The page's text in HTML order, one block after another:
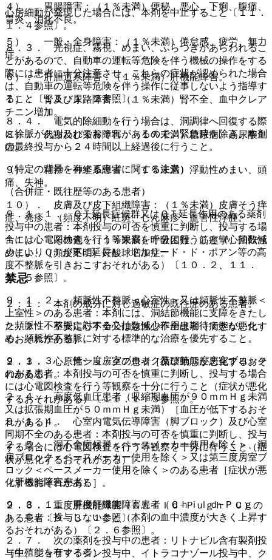
心房細動が発現した場合には、本剤を中止すること〔１１．
１．４参照〕。
８．３． 光視症、霧視、めまい、ふらつきがあらわれるこ
とがあるので、自動車の運転等危険を伴う機械の操作をする
際には患者に十分注意させ、これらの症状が認められた場合
は、自動車の運転等危険を伴う操作に従事しないよう指導す
ること〔１１．１．２参照〕。
８．４． 電気的除細動を行う場合は、洞調律へ回復する際
に徐脈があらわれるおそれがあるので、緊急時を除き、本剤
の最終投与から２４時間以上経過後に行うこと。
（特定の背景を有する患者に関する注意）
（合併症・既往歴等のある患者）
９．１．１． ＱＴ延長症候群又はＱＴ延長作用のある薬剤
投与中の患者：本剤投与の可否を慎重に判断し、投与する場
合には心電図検査を行う等観察を十分に行うこと（心拍数減
少によりＱＴが更に延長し、トルサード・ド・ポアン等の高
度不整脈を引きおこすおそれがある）〔１０．２、１１．
１．５参照〕。
９．１．２． 頻脈性不整脈＜心室性＞又は頻脈性不整脈＜
上室性＞のある患者：本剤には、洞結節機能に支障をきたし
た頻脈性不整脈に対する心拍数減少作用は期待できないた
め、頻脈性不整脈に対する標準的な治療を優先すること。
９．１．３． 第一度房室ブロック及び第二度房室ブロック
のある患者：本剤投与の可否を慎重に判断し、投与する場合
には心電図検査を行う等観察を十分に行うこと（症状が悪化
するおそれがある）〔１１．１．３参照〕。
９．１．４． 心室内電気伝導障害（脚ブロック）及び心室
同期不全のある患者：本剤投与の可否を慎重に判断し、投与
する場合には心電図検査を行う等観察を十分に行うこと（症
状が悪化するおそれがある）。
（肝機能障害患者）
９．３．１． 重度肝機能障害患者（Ｃｈｉｌｄ−Ｐｕｇ
ｈ Ｃ）：投与しないこと（本剤の血中濃度が大きく上昇す
るおそれがある）〔２．６参照〕。
（生殖能を有する者）
４）． 胃腸障害：（１％未満）便秘、悪心、下痢、腹痛、
胃炎、消化不良。
５）． 一般・全身障害：（１％未満）倦怠感、疲労、無力
症。
６）． 肝胆道系障害：（１％未満）肝機能障害。
７）． 腎及び尿路障害：（１％未満）腎不全、血中クレア
チニン増加。
８）． 代謝及び栄養障害：（１％未満）糖尿病、高尿酸血
症。
９）． 精神・神経系障害：（１％未満）浮動性めまい、頭
痛、失神。
１０）． 皮膚及び皮下組織障害：（１％未満）皮膚そう痒
症、発疹、（頻度不明）紅斑、じん麻疹、血管性浮腫。
１１）． その他：（１％未満）呼吸困難、筋痙攣、回転性
めまい、（頻度不明）好酸球増加症。
禁忌
２．１． 本剤の成分に対し過敏症の既往歴のある患者。
２．２． 不安定心不全又は急性心不全患者［病態が悪化す
るおそれがある］。
２．３． 心原性ショックの患者［循環動態が悪化するおそ
れがある］。
２．４． 高度低血圧患者（収縮期血圧が９０ｍｍＨｇ未満
又は拡張期血圧が５０ｍｍＨｇ未満）［血圧が低下するおそ
れがある］。
２．５． 洞不全症候群＜ペースメーカー使用を除く＞、洞
房ブロック＜ペースメーカー使用を除く＞又は第三度房室ブ
ロック＜ペースメーカー使用を除く＞のある患者［症状が悪
化するおそれがある］。
２．６． 重度肝機能障害（Ｃｈｉｌｄ−Ｐｕｇｈ Ｃ）の
ある患者〔９．３．１参照〕。
２．７． 次の薬剤を投与中の患者：リトナビル含有製剤投
与中、ジョサマイシン投与中、イトラコナゾール投与中、ク